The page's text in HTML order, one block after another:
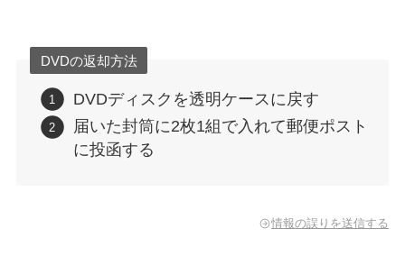
DVDの返却方法
DVDディスクを透明ケースに戻す
届いた封筒に2枚1組で入れて郵便ポスト
に投函する
情報の誤りを送信する